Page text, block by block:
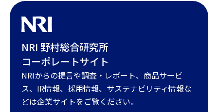
NRI 野村総合研究所
コーポレートサイト
NRIからの提言や調査・レポート、商品サービ
ス、IR情報、採用情報、サステナビリティ情報な
どは企業サイトをご覧ください。